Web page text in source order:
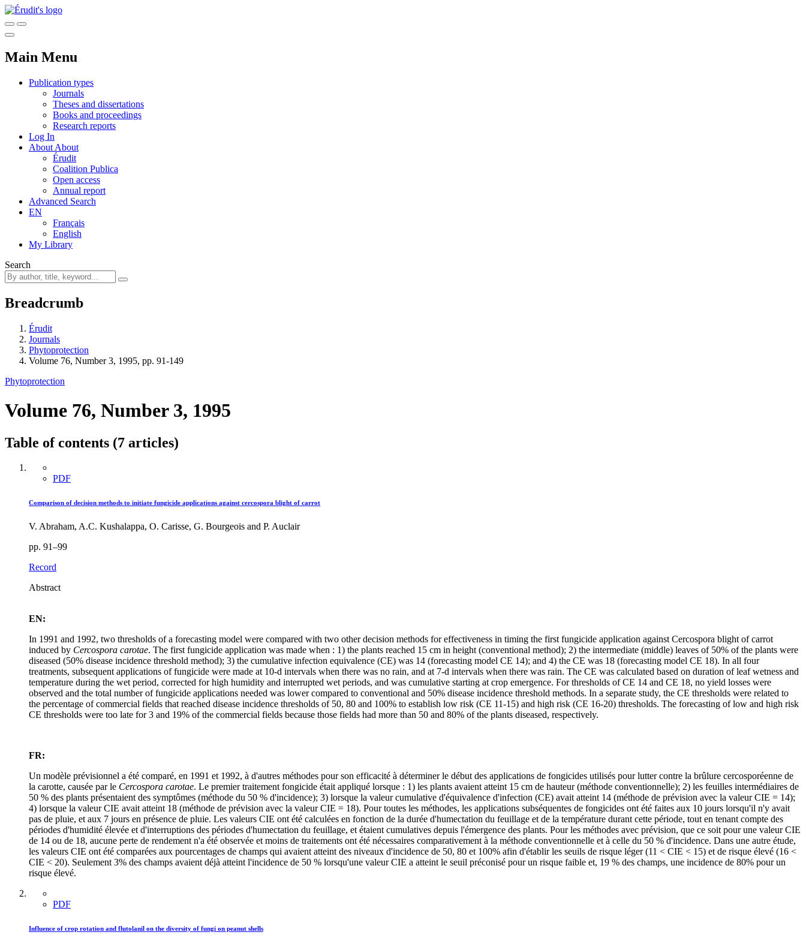
Main Menu
Publication types
Journals
Theses and dissertations
Books and proceedings
Research reports
Log In
About About
Érudit
Coalition Publica
Open access
Annual report
Advanced Search
EN
Français
English
My Library
Search
Breadcrumb
Érudit
Journals
Phytoprotection
Volume 76, Number 3, 1995, pp. 91-149
Phytoprotection
Volume 76, Number 3, 1995
Table of contents (7 articles)
PDF
Comparison of decision methods to initiate fungicide applications against cercospora blight of carrot
V. Abraham, A.C. Kushalappa, O. Carisse, G. Bourgeois and P. Auclair
pp. 91–99
Record
Abstract
EN:
In 1991 and 1992, two thresholds of a forecasting model were compared with two other decision methods for effectiveness in timing the first fungicide application against Cercospora blight of carrot
induced by Cercospora carotae. The first fungicide application was made when : 1) the plants reached 15 cm in height (conventional method); 2) the intermediate (middle) leaves of 50% of the plants were
diseased (50% disease incidence threshold method); 3) the cumulative infection equivalence (CE) was 14 (forecasting model CE 14); and 4) the CE was 18 (forecasting model CE 18). In all four
treatments, subsequent applications of fungicide were made at 10-d intervals when there was no rain, and at 7-d intervals when there was rain. The CE was calculated based on duration of leaf wetness and
temperature during the wet period, corrected for high humidity and interrupted wet periods, and was cumulative starting at crop emergence. For thresholds of CE 14 and CE 18, no yield losses were
observed and the total number of fungicide applications needed was lower compared to conventional and 50% disease incidence threshold methods. In a separate study, the CE thresholds were related to
the percentage of commercial fields that reached disease incidence thresholds of 50, 80 and 100% to establish low risk (CE 11-15) and high risk (CE 16-20) thresholds. The forecasting of low and high risk
CE thresholds were too late for 3 and 19% of the commercial fields because those fields had more than 50 and 80% of the plants diseased, respectively.
FR:
Un modèle prévisionnel a été comparé, en 1991 et 1992, à d'autres méthodes pour son efficacité à déterminer le début des applications de fongicides utilisés pour lutter contre la brûlure cercosporéenne de
la carotte, causée par le Cercospora carotae. Le premier traitement fongicide était appliqué lorsque : 1) les plants avaient atteint 15 cm de hauteur (méthode conventionnelle); 2) les feuilles intermédiaires de
50 % des plants présentaient des symptômes (méthode du 50 % d'incidence); 3) lorsque la valeur cumulative d'équivalence d'infection (CE) avait atteint 14 (méthode de prévision avec la valeur CIE = 14);
4) lorsque la valeur CIE avait atteint 18 (méthode de prévision avec la valeur CIE = 18). Pour toutes les méthodes, les applications subséquentes de fongicides ont été faites aux 10 jours lorsqu'il n'y avait
pas de pluie, et aux 7 jours en présence de pluie. Les valeurs CIE ont été calculées en fonction de la durée d'humectation du feuillage et de la température durant cette période, tout en tenant compte des
périodes d'humidité élevée et d'interruptions des périodes d'humectation du feuillage, et étaient cumulatives depuis l'émergence des plants. Pour les méthodes avec prévision, que ce soit pour une valeur CIE
de 14 ou de 18, aucune perte de rendement n'a été observée et moins de traitements ont été nécessaires comparativement à la méthode conventionnelle et à celle du 50 % d'incidence. Dans une autre étude,
les valeurs CIE ont été comparées aux pourcentages de champs qui avaient atteint des niveaux d'incidence de 50, 80 et 100% afin d'établir les seuils de risque léger (11 < CIE < 15) et de risque élevé (16 <
CIE < 20). Seulement 3% des champs avaient déjà atteint l'incidence de 50 % lorsqu'une valeur CIE a atteint le seuil préconisé pour un risque faible et, 19 % des champs, une incidence de 80% pour un
risque élevé.
PDF
Influence of crop rotation and flutolanil on the diversity of fungi on peanut shells